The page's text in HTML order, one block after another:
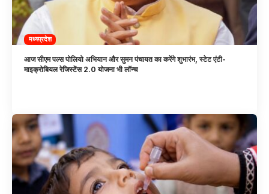
मध्यप्रदेश
आज सीएम पल्स पोलियो अभियान और सुमन पंचायत का करेंगे शुभारंभ, स्टेट एंटी-
माइक्रोबियल रेजिस्टेंस 2.0 योजना भी लॉन्च